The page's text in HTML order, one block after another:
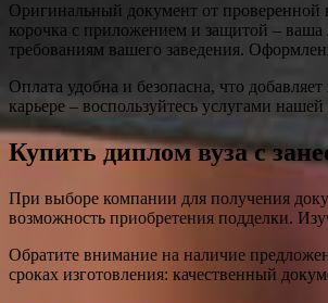
Оригинальный документ от проверенной
корочка с приложением и защитой –
требованиям вашего заведения.
Оплата удобна и безопасна, что
карьере – воспользуйтесь услугами
Купить диплом вуза с
При выборе компании для получения
возможность приобретения подделки.
Обратите внимание на наличие
сроках изготовления: качественный